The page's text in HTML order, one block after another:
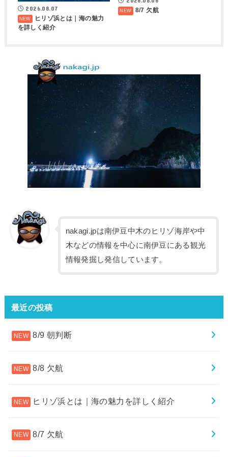
2026.08.07
ヒリゾ浜とは｜海の魅力
を詳しく紹介
8/7 欠航
nakagi.jpは南伊豆中木のヒリゾ海岸や中
木などの情報を中心に南伊豆にある観光
情報発掘し発信しています。
最近の投稿
8/9 朝判断
8/8 欠航
ヒリゾ浜とは｜海の魅力を詳しく紹介
8/7 欠航